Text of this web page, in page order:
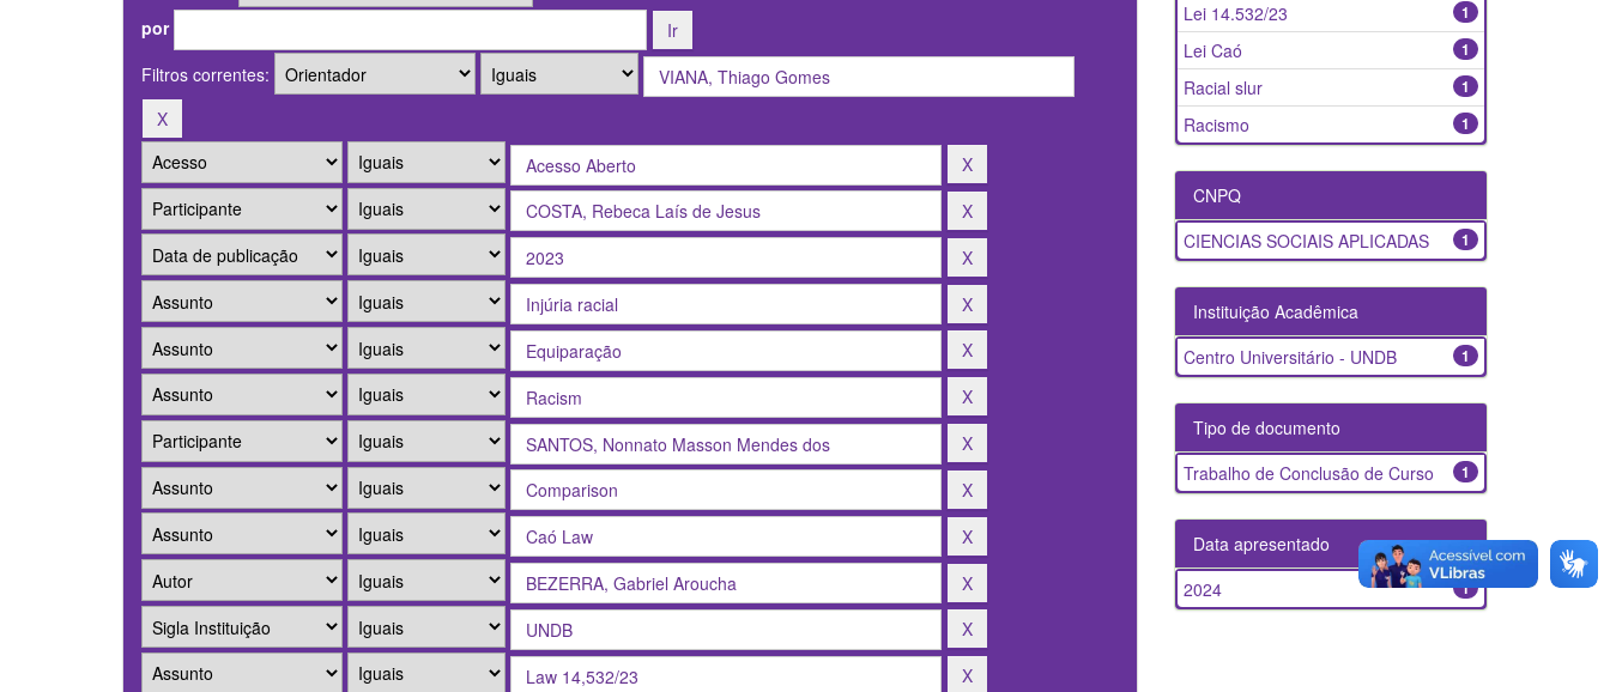
por
Filtros correntes:
1
Lei 14.532/23
1
Lei Caó
1
Racial slur
1
Racismo
CNPQ
1
CIENCIAS SOCIAIS APLICADAS
Instituição Acadêmica
1
Centro Universitário - UNDB
Tipo de documento
1
Trabalho de Conclusão de Curso
Data apresentado
1
2024